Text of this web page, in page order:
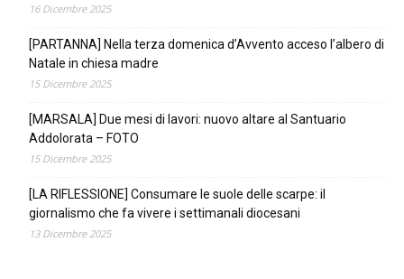
16 Dicembre 2025
[PARTANNA] Nella terza domenica d’Avvento acceso l’albero di
Natale in chiesa madre
15 Dicembre 2025
[MARSALA] Due mesi di lavori: nuovo altare al Santuario
Addolorata – FOTO
15 Dicembre 2025
[LA RIFLESSIONE] Consumare le suole delle scarpe: il
giornalismo che fa vivere i settimanali diocesani
13 Dicembre 2025